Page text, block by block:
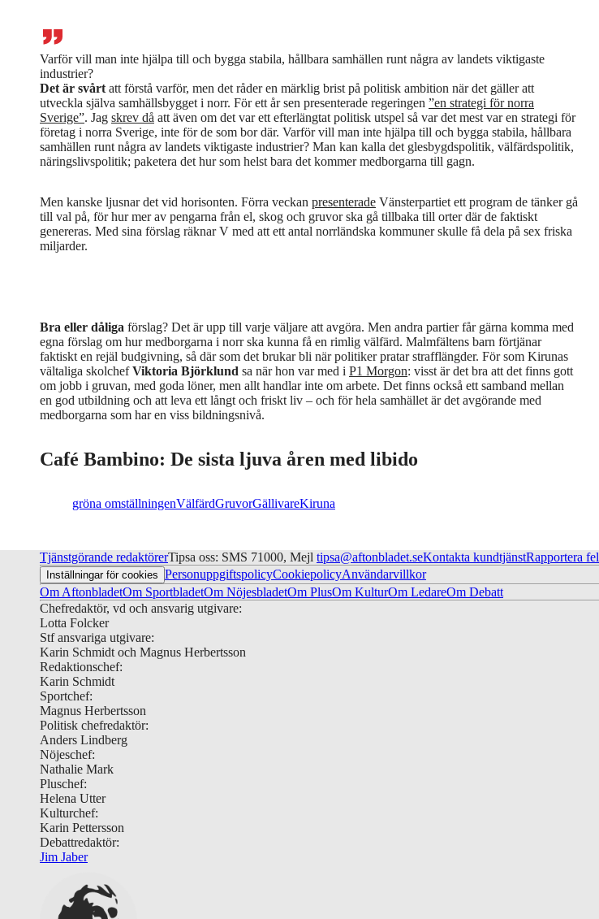
Varför vill man inte hjälpa till och bygga stabila, hållbara samhällen runt några av landets viktigaste
industrier?
Det är svårt att förstå varför, men det råder en märklig brist på politisk ambition när det gäller att
utveckla själva samhällsbygget i norr. För ett år sen presenterade regeringen ”en strategi för norra
Sverige”. Jag skrev då att även om det var ett efterlängtat politisk utspel så var det mest var en strategi för
företag i norra Sverige, inte för de som bor där. Varför vill man inte hjälpa till och bygga stabila, hållbara
samhällen runt några av landets viktigaste industrier? Man kan kalla det glesbygds­politik, välfärds­politik,
näringslivs­politik; paketera det hur som helst bara det kommer medborgarna till gagn.
Men kanske ljusnar det vid horisonten. Förra veckan presenterade Vänsterpartiet ett program de tänker gå
till val på, för hur mer av pengarna från el, skog och gruvor ska gå tillbaka till orter där de faktiskt
genereras. Med sina förslag räknar V med att ett antal norrländska kommuner skulle få dela på sex friska
miljarder.
Bra eller dåliga förslag? Det är upp till varje väljare att avgöra. Men andra partier får gärna komma med
egna förslag om hur medborgarna i norr ska kunna få en rimlig välfärd. Malmfältens barn förtjänar
faktiskt en rejäl budgivning, så där som det brukar bli när politiker pratar strafflängder. För som Kirunas
vältaliga skolchefViktoria Björklund sa när hon var med i P1 Morgon: visst är det bra att det finns gott
om jobb i gruvan, med goda löner, men allt handlar inte om arbete. Det finns också ett samband mellan
en god utbildning och att leva ett långt och friskt liv – och för hela samhället är det avgörande med
medborgarna som har en viss bildningsnivå.
Café Bambino: De sista ljuva åren med libido
gröna omställningenVälfärdGruvorGällivareKiruna
Tjänstgörande redaktörerTipsa oss: SMS 71000, Mejl tipsa@aftonbladet.seKontakta kundtjänstRapportera fel
Inställningar för cookies PersonuppgiftspolicyCookiepolicyAnvändarvillkor
Om AftonbladetOm SportbladetOm NöjesbladetOm PlusOm KulturOm LedareOm Debatt
Chefredaktör, vd och ansvarig utgivare:
Lotta Folcker
Stf ansvariga utgivare:
Karin Schmidt och Magnus Herbertsson
Redaktionschef:
Karin Schmidt
Sportchef:
Magnus Herbertsson
Politisk chefredaktör:
Anders Lindberg
Nöjeschef:
Nathalie Mark
Pluschef:
Helena Utter
Kulturchef:
Karin Pettersson
Debattredaktör:
Jim Jaber